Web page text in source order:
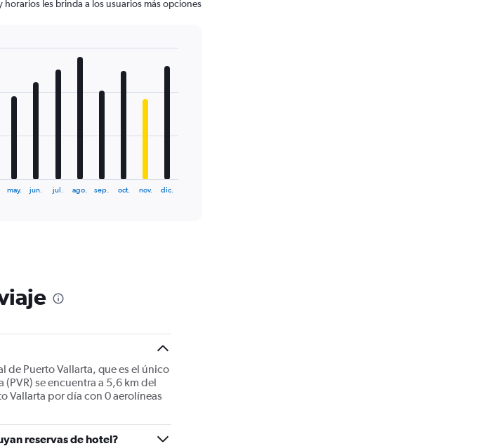
horarios les brinda a los usuarios más opciones
may. jun. jul. ago. sep. oct. nov. dic.
de Puerto Vallarta, que es el único
se encuentra a 5,6 km del
Vallarta por día con 0 aerolíneas
reservas de hotel?